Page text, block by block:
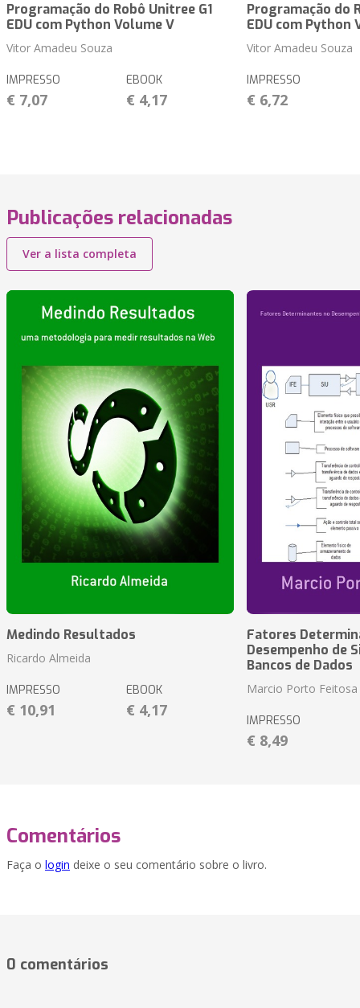
Programação do Robô Unitree G1
EDU com Python Volume V
Vitor Amadeu Souza
IMPRESSO
€ 7,07
EBOOK
€ 4,17
Programação do
EDU com Python
Vitor Amadeu Souza
IMPRESSO
€ 6,72
Publicações relacionadas
Ver a lista completa
Medindo Resultados
Ricardo Almeida
IMPRESSO
€ 10,91
EBOOK
€ 4,17
Fatores
Desempenho de
Bancos de Dados
Marcio Porto Feitosa
IMPRESSO
€ 8,49
Comentários
Faça o login deixe o seu comentário sobre o livro.
0 comentários